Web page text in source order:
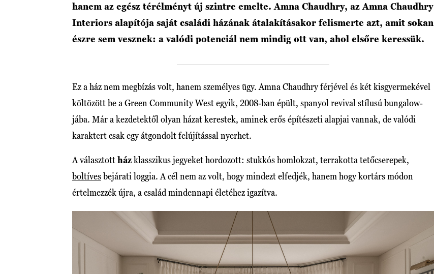
hanem az egész térélményt új szintre emelte. Amna Chaudhry, az Amna Chaudhry
Interiors alapítója saját családi házának átalakításakor felismerte azt, amit sokan
észre sem vesznek: a valódi potenciál nem mindig ott van, ahol elsőre keressük.
Ez a ház nem megbízás volt, hanem személyes ügy. Amna Chaudhry férjével és két kisgyermekével
költözött be a Green Community West egyik, 2008-ban épült, spanyol revival stílusú bungalow-
jába. Már a kezdetektől olyan házat kerestek, aminek erős építészeti alapjai vannak, de valódi
karaktert csak egy átgondolt felújítással nyerhet.
A választottházklasszikus jegyeket hordozott: stukkós homlokzat, terrakotta tetőcserepek,
boltívesbejárati loggia. A cél nem az volt, hogy mindezt elfedjék, hanem hogy kortárs módon
értelmezzék újra, a család mindennapi életéhez igazítva.